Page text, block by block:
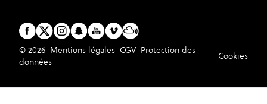
© 2026 Mentions légales CGV Protection des
données
Cookies